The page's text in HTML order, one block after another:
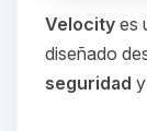
Velocity es
diseñado
seguridad